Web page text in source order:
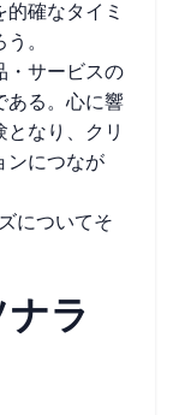
確なタイミ
。
・サービスの
ある。心に響
となり、クリ
ンにつなが
についてそ
ラ